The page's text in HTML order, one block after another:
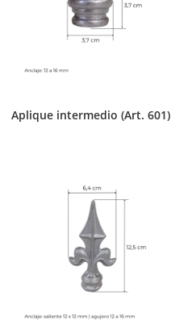
Aplique intermedio (Art. 601)